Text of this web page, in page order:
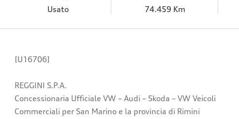
Usato
74.459 Km
[U16706]
REGGINI S.P.A.
Concessionaria Ufficiale VW – Audi – Skoda – VW Veicoli
Commerciali per San Marino e la provincia di Rimini